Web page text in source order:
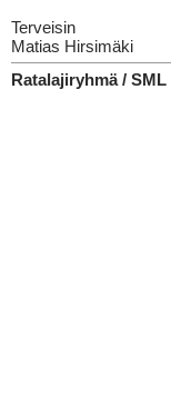
Terveisin
Matias Hirsimäki
Ratalajiryhmä / SML